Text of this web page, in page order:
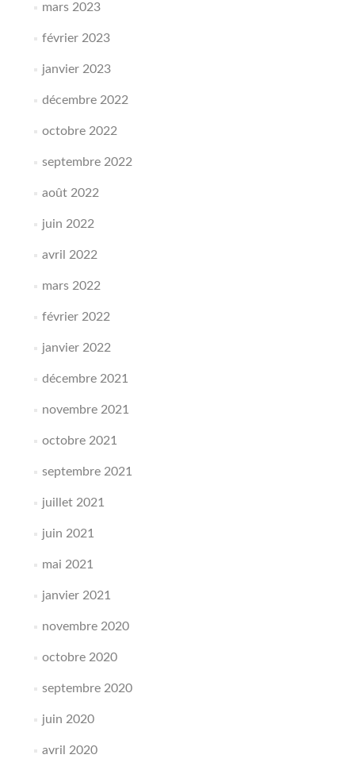
mars 2023
février 2023
janvier 2023
décembre 2022
octobre 2022
septembre 2022
août 2022
juin 2022
avril 2022
mars 2022
février 2022
janvier 2022
décembre 2021
novembre 2021
octobre 2021
septembre 2021
juillet 2021
juin 2021
mai 2021
janvier 2021
novembre 2020
octobre 2020
septembre 2020
juin 2020
avril 2020